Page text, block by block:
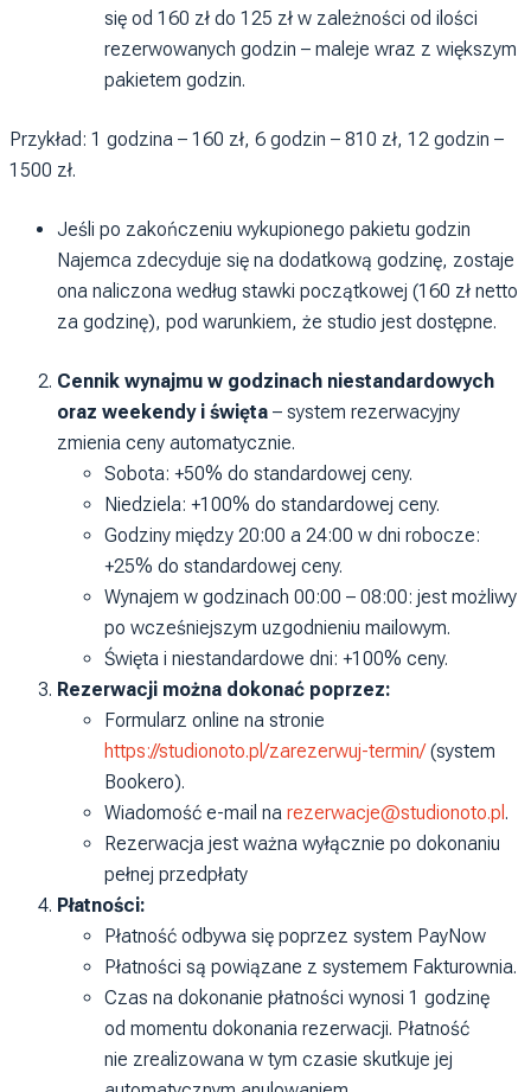
się od 160 zł do 125 zł w zależności od ilości
rezerwowanych godzin – maleje wraz z większym
pakietem godzin.
Przykład: 1 godzina – 160 zł, 6 godzin – 810 zł, 12 godzin –
1500 zł.
Jeśli po zakończeniu wykupionego pakietu godzin
Najemca zdecyduje się na dodatkową godzinę, zostaje
ona naliczona według stawki początkowej (160 zł netto
za godzinę), pod warunkiem, że studio jest dostępne.
Cennik wynajmu w godzinach niestandardowych
oraz weekendy i święta – system rezerwacyjny
zmienia ceny automatycznie.
Sobota: +50% do standardowej ceny.
Niedziela: +100% do standardowej ceny.
Godziny między 20:00 a 24:00 w dni robocze:
+25% do standardowej ceny.
Wynajem w godzinach 00:00 – 08:00: jest możliwy
po wcześniejszym uzgodnieniu mailowym.
Święta i niestandardowe dni: +100% ceny.
Rezerwacji można dokonać poprzez:
Formularz online na stronie
https://studionoto.pl/zarezerwuj-termin/(system
Bookero).
Wiadomość e-mail na rezerwacje@studionoto.pl .
Rezerwacja jest ważna wyłącznie po dokonaniu
pełnej przedpłaty
Płatności:
Płatność odbywa się poprzez system PayNow
Płatności są powiązane z systemem Fakturownia.
Czas na dokonanie płatności wynosi 1 godzinę
od momentu dokonania rezerwacji. Płatność
nie zrealizowana w tym czasie skutkuje jej